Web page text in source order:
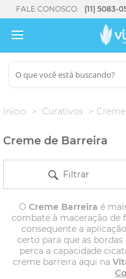
FALE CONOSCO: (11) 5083-
Início Curativos
Creme de Barreira
Filtrar
O Creme Barreira é
combate à maceração de
consequente a
certo para que as
perca a capacidade
creme barreira aqui na